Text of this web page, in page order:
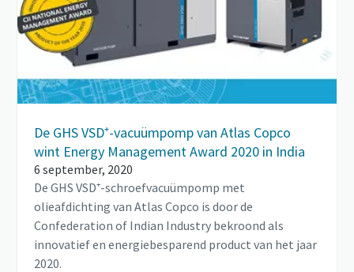
De GHS VSD⁺-vacuümpomp van Atlas Copco
wint Energy Management Award 2020 in India
6 september, 2020
De GHS VSD⁺-schroefvacuümpomp met
olieafdichting van Atlas Copco is door de
Confederation of Indian Industry bekroond als
innovatief en energiebesparend product van het jaar
2020.